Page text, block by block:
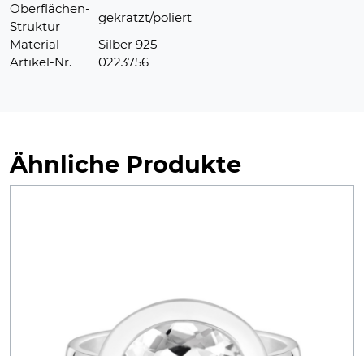
Oberflächen-
Struktur
gekratzt/poliert
Material
Silber 925
Artikel-Nr.
0223756
Ähnliche Produkte